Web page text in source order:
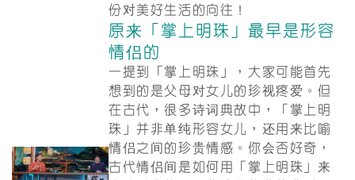
份对美好生活的向往！
原来「掌上明珠」最早是形容
情侣的
一提到「掌上明珠」，大家可能首先
想到的是父母对女儿的珍视疼爱。但
在古代，很多诗词典故中，「掌上明
珠」并非单纯形容女儿，还用来比喻
情侣之间的珍贵情感。你会否好奇，
古代情侣间是如何用「掌上明珠」来